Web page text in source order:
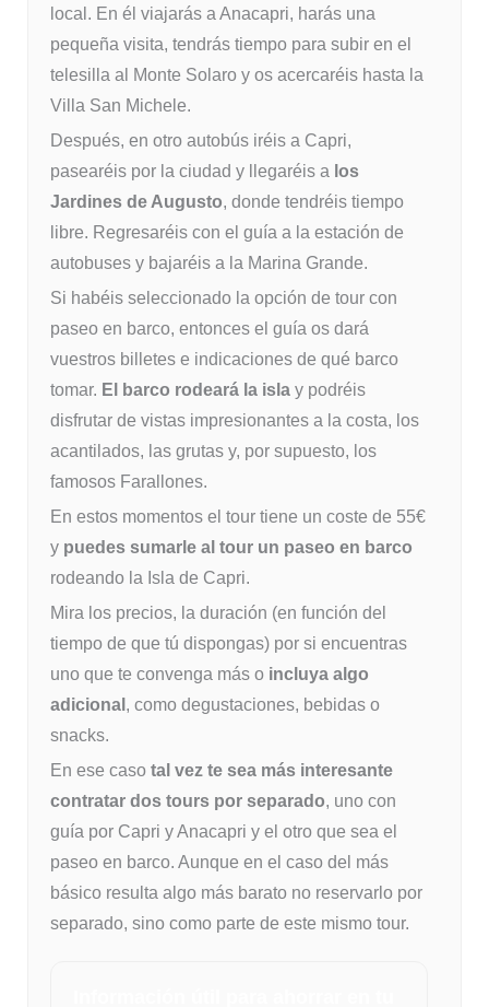
local. En él viajarás a Anacapri, harás una
pequeña visita, tendrás tiempo para subir en el
telesilla al Monte Solaro y os acercaréis hasta la
Villa San Michele.
Después, en otro autobús iréis a Capri,
pasearéis por la ciudad y llegaréis a los
Jardines de Augusto, donde tendréis tiempo
libre. Regresaréis con el guía a la estación de
autobuses y bajaréis a la Marina Grande.
Si habéis seleccionado la opción de tour con
paseo en barco, entonces el guía os dará
vuestros billetes e indicaciones de qué barco
tomar. El barco rodeará la islay podréis
disfrutar de vistas impresionantes a la costa, los
acantilados, las grutas y, por supuesto, los
famosos Farallones.
En estos momentos el tour tiene un coste de 55€
y puedes sumarle al tour un paseo en barco
rodeando la Isla de Capri.
Mira los precios, la duración (en función del
tiempo de que tú dispongas) por si encuentras
uno que te convenga más o incluya algo
adicional , como degustaciones, bebidas o
snacks.
En ese caso tal vez te sea más interesante
contratar dos tours por separado, uno con
guía por Capri y Anacapri y el otro que sea el
paseo en barco. Aunque en el caso del más
básico resulta algo más barato no reservarlo por
separado, sino como parte de este mismo tour.